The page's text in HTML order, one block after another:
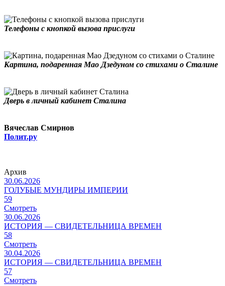
Телефоны с кнопкой вызова прислуги
Картина, подаренная Мао Дзедуном со стихами о Сталине
Дверь в личный кабинет Сталина
Вячеслав Смирнов
Полит.ру
Архив
30.06.2026
ГОЛУБЫЕ МУНДИРЫ ИМПЕРИИ
59
Смотреть
30.06.2026
ИСТОРИЯ — СВИДЕТЕЛЬНИЦА ВРЕМЕН
58
Смотреть
30.04.2026
ИСТОРИЯ — СВИДЕТЕЛЬНИЦА ВРЕМЕН
57
Смотреть